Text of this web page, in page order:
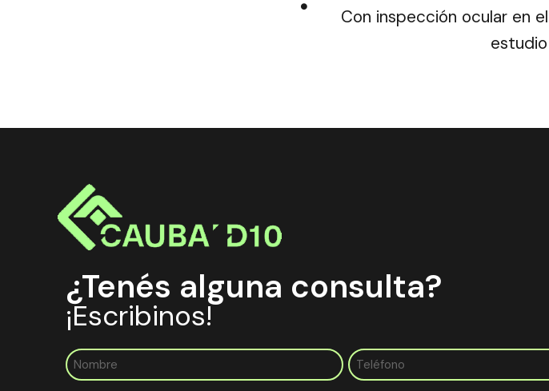
Con inspección ocular en
¿Tenés alguna consulta?
¡Escribinos!